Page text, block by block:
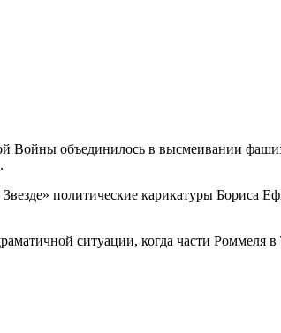
Войны объединилось в высмеивании
политические карикатуры Бориса
ситуации, когда части Роммеля